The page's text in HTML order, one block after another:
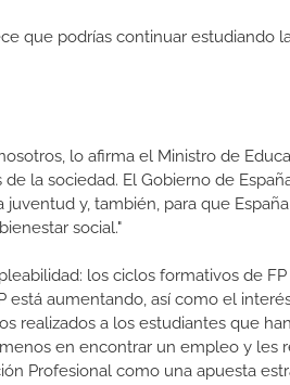
que podrías continuar estudiando
lo afirma el Ministro de
la sociedad. El Gobierno de
y, también, para que
social."
los ciclos formativos de
está aumentando, así como el
realizados a los estudiantes que han
en encontrar un empleo y les
Profesional como una apuesta